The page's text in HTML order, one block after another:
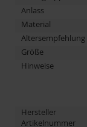
Anlass
Material
Altersempfehlung
Größe
Hinweise
Hersteller
Artikelnummer